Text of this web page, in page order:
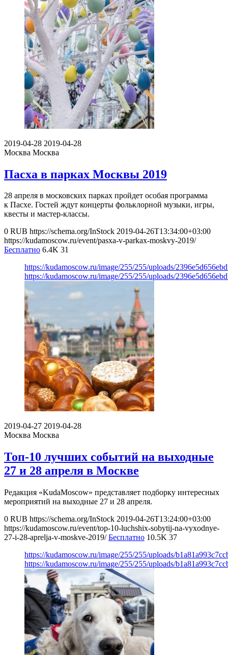
2019-04-28 2019-04-28
Москва Москва
Пасха в парках Москвы 2019
28 апреля в московских парках пройдет особая программа
к Пасхе. Гостей ждут концерты фольклорной музыки, игры,
квесты и мастер-классы.
0 RUB https://schema.org/InStock 2019-04-26T13:34:00+03:00
https://kudamoscow.ru/event/pasxa-v-parkax-moskvy-2019/
Бесплатно 6.4K 31
https://kudamoscow.ru/image/255/255/uploads/
https://kudamoscow.ru/image/255/255/uploads/
2019-04-27 2019-04-28
Москва Москва
Топ-10 лучших событий на выходные
27 и 28 апреля в Москве
Редакция «KudaMoscow» представляет подборку интересных
мероприятий на выходные 27 и 28 апреля.
0 RUB https://schema.org/InStock 2019-04-26T13:24:00+03:00
https://kudamoscow.ru/event/top-10-luchshix-sobytij-na-vyxodnye-
27-i-28-aprelja-v-moskve-2019/ Бесплатно 10.5K 37
https://kudamoscow.ru/image/255/255/uploads/
https://kudamoscow.ru/image/255/255/uploads/